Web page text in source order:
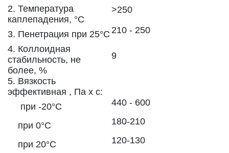
2. Температура
каплепадения, °C
>250
3. Пенетрация при 25°C 210 - 250
4. Коллоидная
стабильность, не
более, %
9
5. Вязкость
эффективная , Па х с:
при -20°C
440 - 600
при 0°C 180-210
при 20°C
120-130